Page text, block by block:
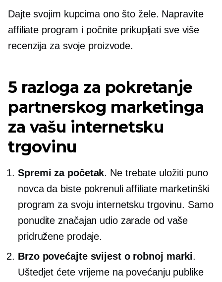
Dajte svojim kupcima ono što žele. Napravite
affiliate program i počnite prikupljati sve više
recenzija za svoje proizvode.
5 razloga za pokretanje
partnerskog marketinga
za vašu internetsku
trgovinu
Spremi za početak. Ne trebate uložiti puno
novca da biste pokrenuli affiliate marketinški
program za svoju internetsku trgovinu. Samo
ponudite značajan udio zarade od vaše
pridružene prodaje.
Brzo povećajte svijest o robnoj marki.
Uštedjet ćete vrijeme na povećanju publike